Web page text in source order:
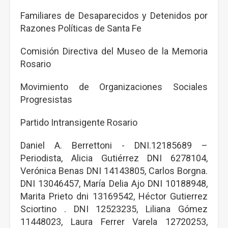
Familiares de Desaparecidos y Detenidos por
Razones Políticas de Santa Fe
Comisión Directiva del Museo de la Memoria
Rosario
Movimiento de Organizaciones Sociales
Progresistas
Partido Intransigente Rosario
Daniel A. Berrettoni - DNI.12185689 –
Periodista, Alicia Gutiérrez DNI 6278104,
Verónica Benas DNI 14143805, Carlos Borgna.
DNI 13046457, María Delia Ajo DNI 10188948,
Marita Prieto dni 13169542, Héctor Gutierrez
Sciortino . DNI 12523235, Liliana Gómez
11448023, Laura Ferrer Varela 12720253,